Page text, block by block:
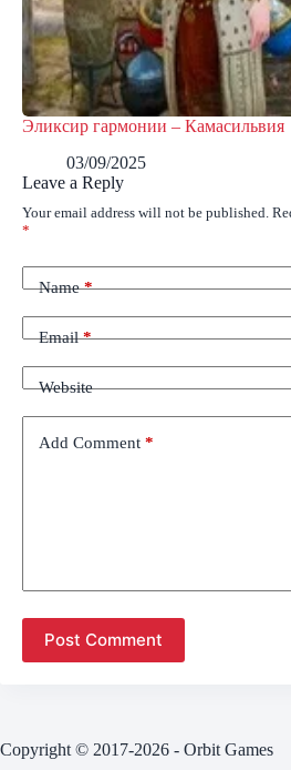
Эликсир гармонии – Камасильвия
03/09/2025
Leave a Reply
Your email address will not be published.
*
Name*
Email*
Website
Add Comment *
Post Comment
Copyright © 2017-2026 - Orbit Games